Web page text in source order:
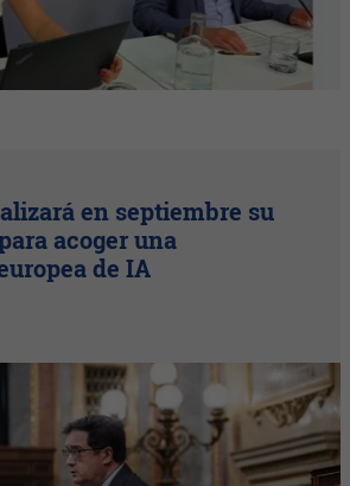
en septiembre su
acoger una
de IA